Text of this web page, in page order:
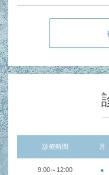
診療時間 月
9:00～12:00 ●